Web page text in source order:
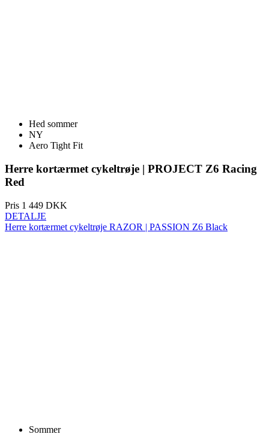
Hed sommer
NY
Aero Tight Fit
Herre kortærmet cykeltrøje | PROJECT Z6 Racing
Red
Pris 1 449 DKK
DETALJE
Herre kortærmet cykeltrøje RAZOR | PASSION Z6 Black
Sommer